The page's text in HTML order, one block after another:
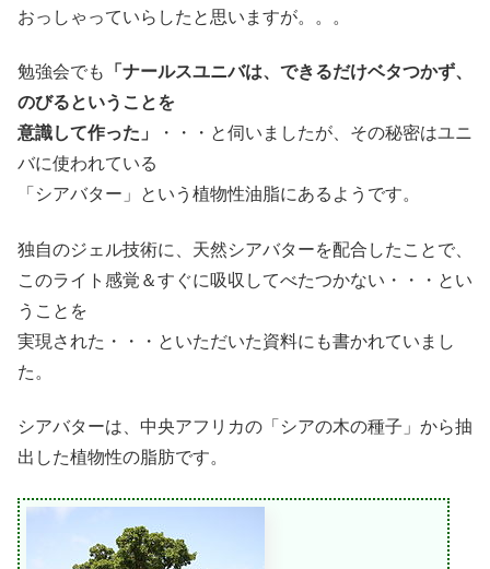
おっしゃっていらしたと思いますが。。。
勉強会でも
「ナールスユニバは、できるだけベタつかず、
のびるということを
意識して作った」
・・・と伺いましたが、その秘密はユニ
バに使われている
「シアバター」という植物性油脂にあるようです。
独自のジェル技術に、天然シアバターを配合したことで、
このライト感覚＆すぐに吸収してべたつかない・・・とい
うことを
実現された・・・といただいた資料にも書かれていまし
た。
シアバターは、中央アフリカの「シアの木の種子」から抽
出した植物性の脂肪です。